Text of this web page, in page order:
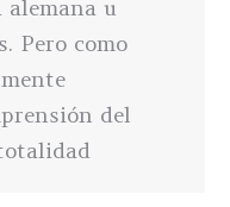
u
Pero como
del